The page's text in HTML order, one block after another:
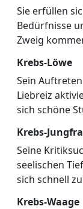
Sie erfüllen
Bedürfnisse
Zweig
Krebs-Löwe
Sein
Liebreiz
sich schöne
Krebs-
Seine
seelischen
sich schnell
Krebs-Waage